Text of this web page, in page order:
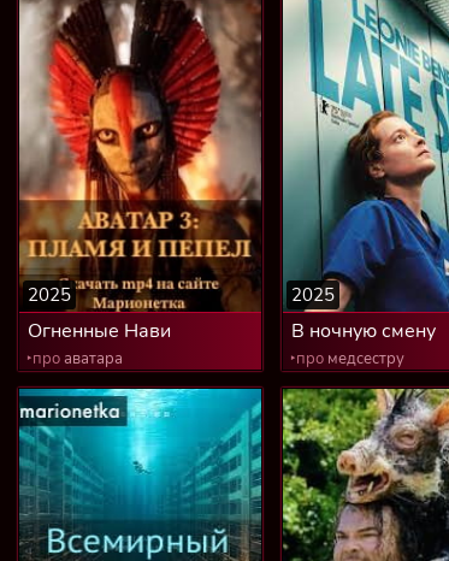
Огненные Нави
2025
‣про аватара
В ночную смену
2025
‣про медсестру